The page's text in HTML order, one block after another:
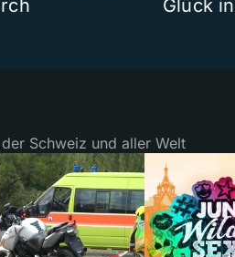
Glück
Schweiz und aller Welt